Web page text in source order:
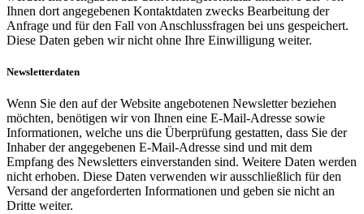
Ihnen dort angegebenen Kontaktdaten zwecks Bearbeitung der
Anfrage und für den Fall von Anschlussfragen bei uns gespeichert.
Diese Daten geben wir nicht ohne Ihre Einwilligung weiter.
Newsletterdaten
Wenn Sie den auf der Website angebotenen Newsletter beziehen
möchten, benötigen wir von Ihnen eine E-Mail-Adresse sowie
Informationen, welche uns die Überprüfung gestatten, dass Sie der
Inhaber der angegebenen E-Mail-Adresse sind und mit dem
Empfang des Newsletters einverstanden sind. Weitere Daten werden
nicht erhoben. Diese Daten verwenden wir ausschließlich für den
Versand der angeforderten Informationen und geben sie nicht an
Dritte weiter.